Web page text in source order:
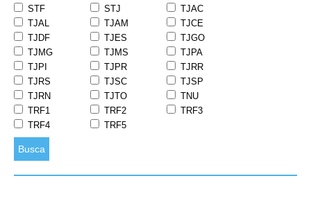
STF STJ
TJAC
TJAL
TJAM
TJCE
TJDF
TJES
TJGO
TJMG
TJMS
TJPA
TJPI
TJPR
TJRR
TJRS
TJSC
TJSP
TJRN
TJTO
TNU
TRF1
TRF2
TRF3
TRF4
TRF5
Busca